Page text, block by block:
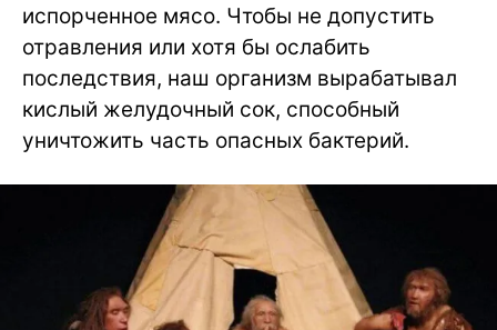
испорченное мясо. Чтобы не допустить
отравления или хотя бы ослабить
последствия, наш организм вырабатывал
кислый желудочный сок, способный
уничтожить часть опасных бактерий.